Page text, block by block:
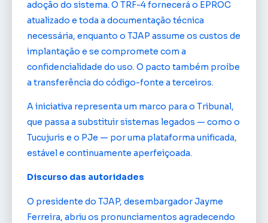
adoção do sistema. O TRF-4 fornecerá o EPROC
atualizado e toda a documentação técnica
necessária, enquanto o TJAP assume os custos de
implantação e se compromete com a
confidencialidade do uso. O pacto também proíbe
a transferência do código-fonte a terceiros.
A iniciativa representa um marco para o Tribunal,
que passa a substituir sistemas legados — como o
Tucujuris e o PJe — por uma plataforma unificada,
estável e continuamente aperfeiçoada.
Discurso das autoridades
O presidente do TJAP, desembargador Jayme
Ferreira, abriu os pronunciamentos agradecendo